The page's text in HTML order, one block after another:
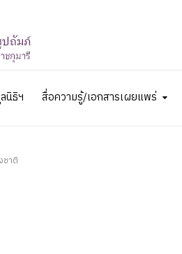
นิธิฯ สื่อความรู้/เอกสารเผยแพร่
ชาติ